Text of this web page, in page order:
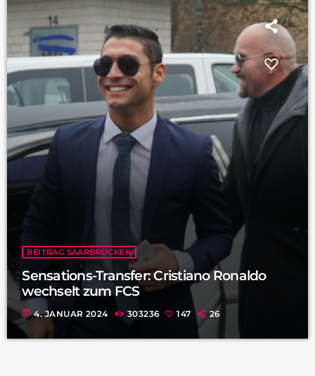
BEITRAG SAARBRÜCKEN
Sensations-Transfer: Cristiano Ronaldo
wechselt zum FCS
today 4. JANUAR 2024 303236 147 26